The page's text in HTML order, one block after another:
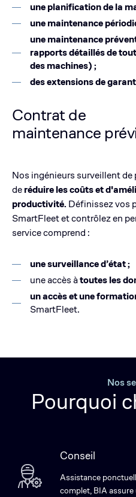
une planification de la
une maintenance
une maintenance
rapports détaillés de
des machines) ;
des extensions de
Contrat de
maintenance
Nos ingénieurs surveillent
deréduire les coûts et
productivité. Définissez vos
SmartFleet et contrôlez en
service comprend :
une surveillance d’état ;
une accès àtoutes les
un accès et une
SmartFleet.
Nos
Pourquoi
Conseil
Assistance
complet, BIA